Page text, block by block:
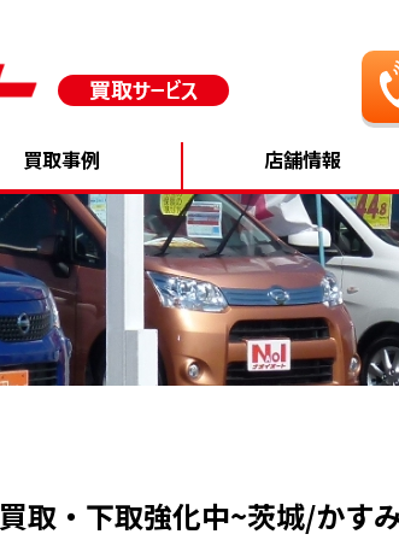
買取事例 店舗情報
取・下取強化中~茨城/かす